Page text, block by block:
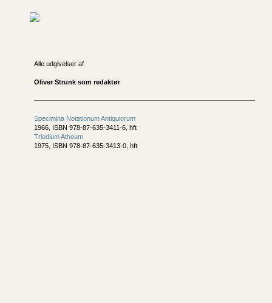
Alle udgivelser af
Oliver Strunk som redaktør
Specimina Notationum Antiquiorum
1966, ISBN 978-87-635-3411-6, hft
Triodium Athoum
1975, ISBN 978-87-635-3413-0, hft